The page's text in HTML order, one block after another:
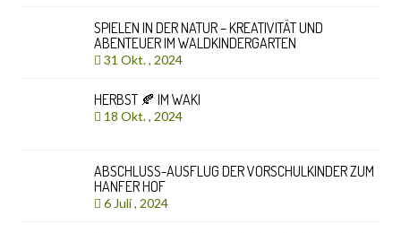
SPIELEN IN DER NATUR – KREATIVITÄT UND
ABENTEUER IM WALDKINDERGARTEN
31 Okt. , 2024
HERBST 🍂 IM WAKI
18 Okt. , 2024
ABSCHLUSS-AUSFLUG DER VORSCHULKINDER ZUM
HANFER HOF
6 Juli , 2024